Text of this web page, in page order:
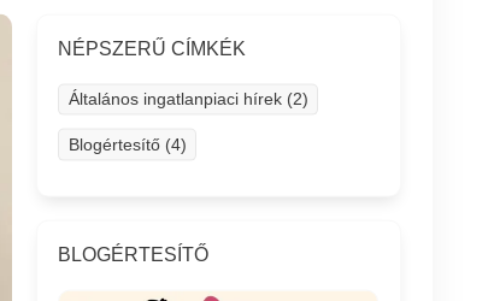
NÉPSZERŰ CÍMKÉK
Általános ingatlanpiaci hírek (2)
Blogértesítő (4)
BLOGÉRTESÍTŐ